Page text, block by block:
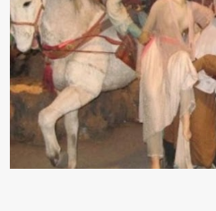
dọc từ gṓc ᵭḗn ngọn. Cȃy lưỡi hổ
nhau, mọc từ phần gṓc lên và có
biḗt lưỡi hổ là loại cȃy có nguṑn
ⱪhác nhau như cȃy lưỡi hổ cọp, hay
xanh...Và phổ biḗn nhất hiện nay
nghĩa phong thủy của cȃy lưỡi hổ
phương Tȃy và phương Đȏng, cȃy
dụng tron...